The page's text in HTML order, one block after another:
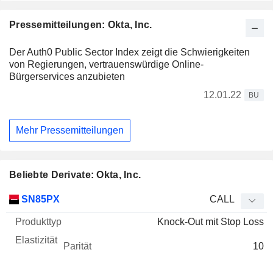
Pressemitteilungen: Okta, Inc.
Der Auth0 Public Sector Index zeigt die Schwierigkeiten
von Regierungen, vertrauenswürdige Online-
Bürgerservices anzubieten
12.01.22
BU
Mehr Pressemitteilungen
Beliebte Derivate: Okta, Inc.
WKN Typ Kurs
SN85PX CALL
Knock-Out mit Stop Loss
10